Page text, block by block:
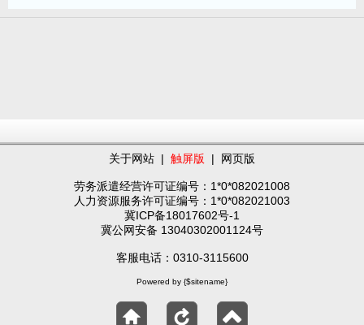
关于网站 | 触屏版 | 网页版
劳务派遣经营许可证编号：1*0*082021008
人力资源服务许可证编号：1*0*082021003
冀ICP备18017602号-1
冀公网安备 13040302001124号
客服电话：0310-3115600
Powered by {$sitename}